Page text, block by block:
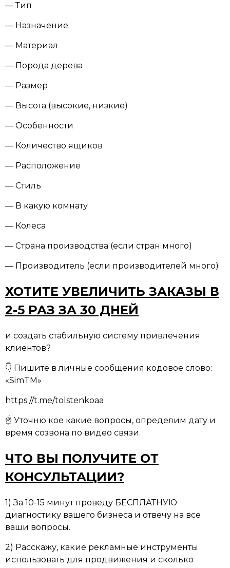
— Тип
— Назначение
— Материал
— Порода дерева
— Размер
— Высота (высокие, низкие)
— Особенности
— Количество ящиков
— Расположение
— Стиль
— В какую комнату
— Колеса
— Страна производства (если стран много)
— Производитель (если производителей много)
ХОТИТЕ УВЕЛИЧИТЬ ЗАКАЗЫ В
2-5 РАЗ ЗА 30 ДНЕЙ
и создать стабильную систему привлечения
клиентов?
👇 Пишите в личные сообщения кодовое слово:
«SimTM»
https://t.me/tolstenkoaa
☝ Уточню кое какие вопросы, определим дату и
время созвона по видео связи.
ЧТО ВЫ ПОЛУЧИТЕ ОТ
КОНСУЛЬТАЦИИ?
1) За 10-15 минут проведу БЕСПЛАТНУЮ
диагностику вашего бизнеса и отвечу на все
ваши вопросы.
2) Расскажу, какие рекламные инструменты
использовать для продвижения и сколько